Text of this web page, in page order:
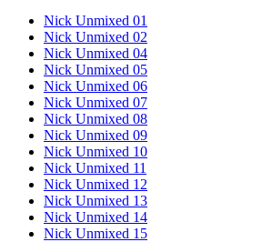
Nick Unmixed 01
Nick Unmixed 02
Nick Unmixed 04
Nick Unmixed 05
Nick Unmixed 06
Nick Unmixed 07
Nick Unmixed 08
Nick Unmixed 09
Nick Unmixed 10
Nick Unmixed 11
Nick Unmixed 12
Nick Unmixed 13
Nick Unmixed 14
Nick Unmixed 15